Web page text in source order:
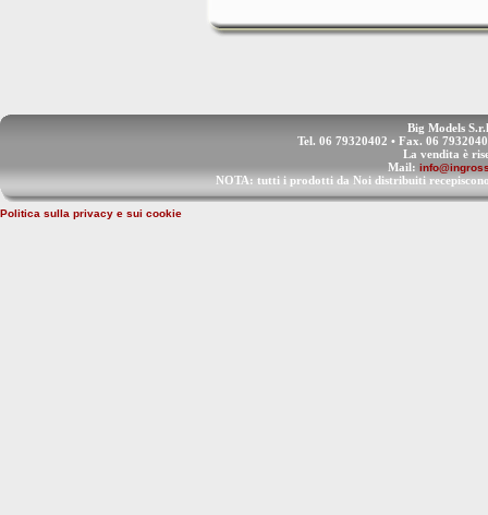
Big Models
Tel. 06 79320402 • Fax. 06
La vendita è
Mail:
NOTA: tutti i prodotti da Noi distribuiti
Politica sulla privacy e sui cookie